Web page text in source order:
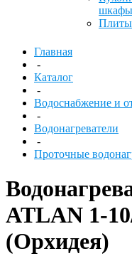
шкафы
Плиты
Главная
-
Каталог
-
Водоснабжение и
-
Водонагреватели
-
Проточные
ATLAN 1-
(Орхидея)